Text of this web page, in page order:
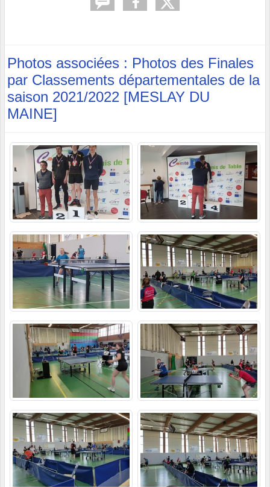
Photos associées : Photos des Finales
par Classements départementales de la
saison 2021/2022 [MESLAY DU
MAINE]